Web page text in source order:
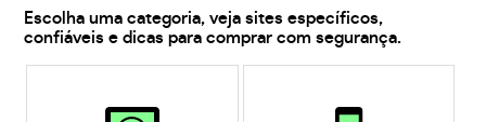
Escolha uma categoria, veja sites específicos,
confiáveis e dicas para comprar com segurança.